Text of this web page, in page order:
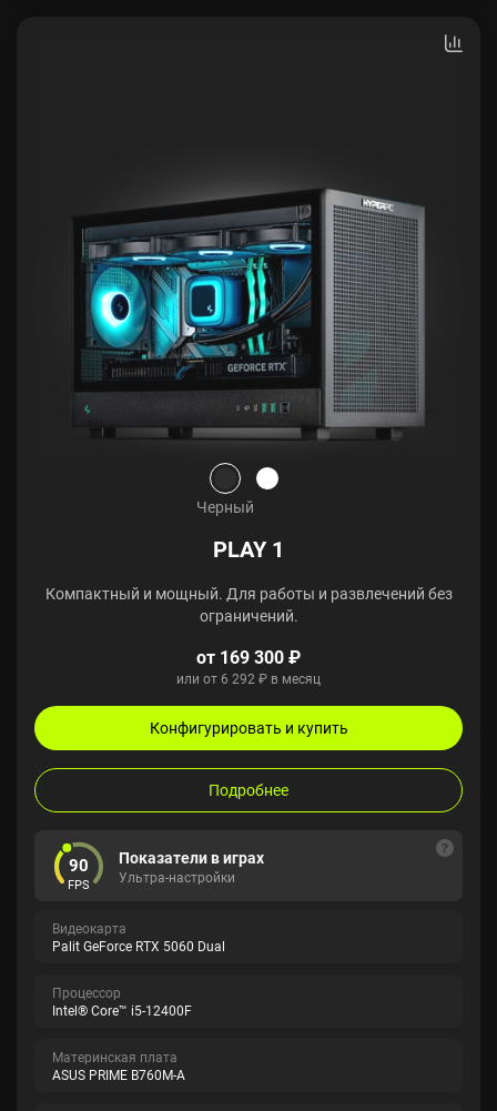
Черный
PLAY 1
Компактный и мощный. Для работы и развлечений без
ограничений.
от 169 300 ₽
или от 6 292 ₽ в месяц
Конфигурировать и купить
Подробнее
90
FPS
Показатели в играх
Ультра-настройки
Видеокарта
Palit GeForce RTX 5060 Dual
Процессор
Intel® Core™ i5-12400F
Материнская плата
ASUS PRIME B760M-A